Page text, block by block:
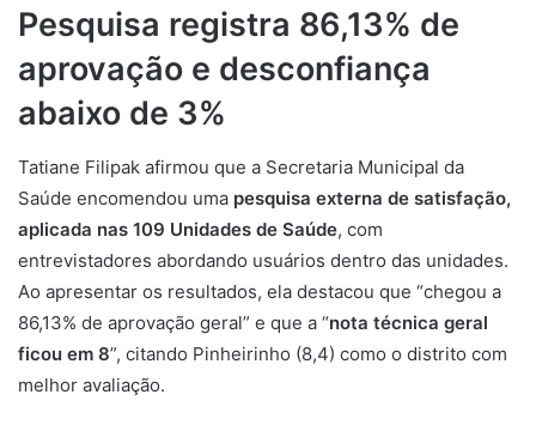
Pesquisa registra 86,13% de
aprovação e desconfiança
abaixo de 3%
Tatiane Filipak afirmou que a Secretaria Municipal da
Saúde encomendou uma pesquisa externa de satisfação,
aplicada nas 109 Unidades de Saúde, com
entrevistadores abordando usuários dentro das unidades.
Ao apresentar os resultados, ela destacou que “chegou a
86,13% de aprovação geral” e que a “nota técnica geral
ficou em 8”, citando Pinheirinho (8,4) como o distrito com
melhor avaliação.